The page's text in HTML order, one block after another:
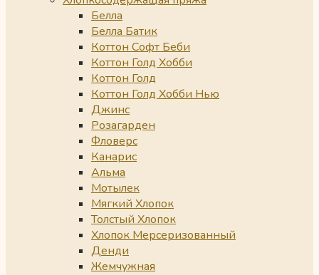
Белла
Белла Батик
Коттон Софт Беби
Коттон Голд Хобби
Коттон Голд
Коттон Голд Хобби Нью
Джинс
Розагарден
Фловерс
Канарис
Альма
Мотылек
Мягкий Хлопок
Толстый Хлопок
Хлопок Мерсеризованный
Денди
Жемчужная